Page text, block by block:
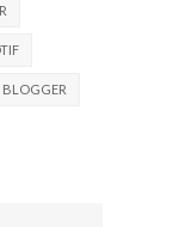
BLOGGER